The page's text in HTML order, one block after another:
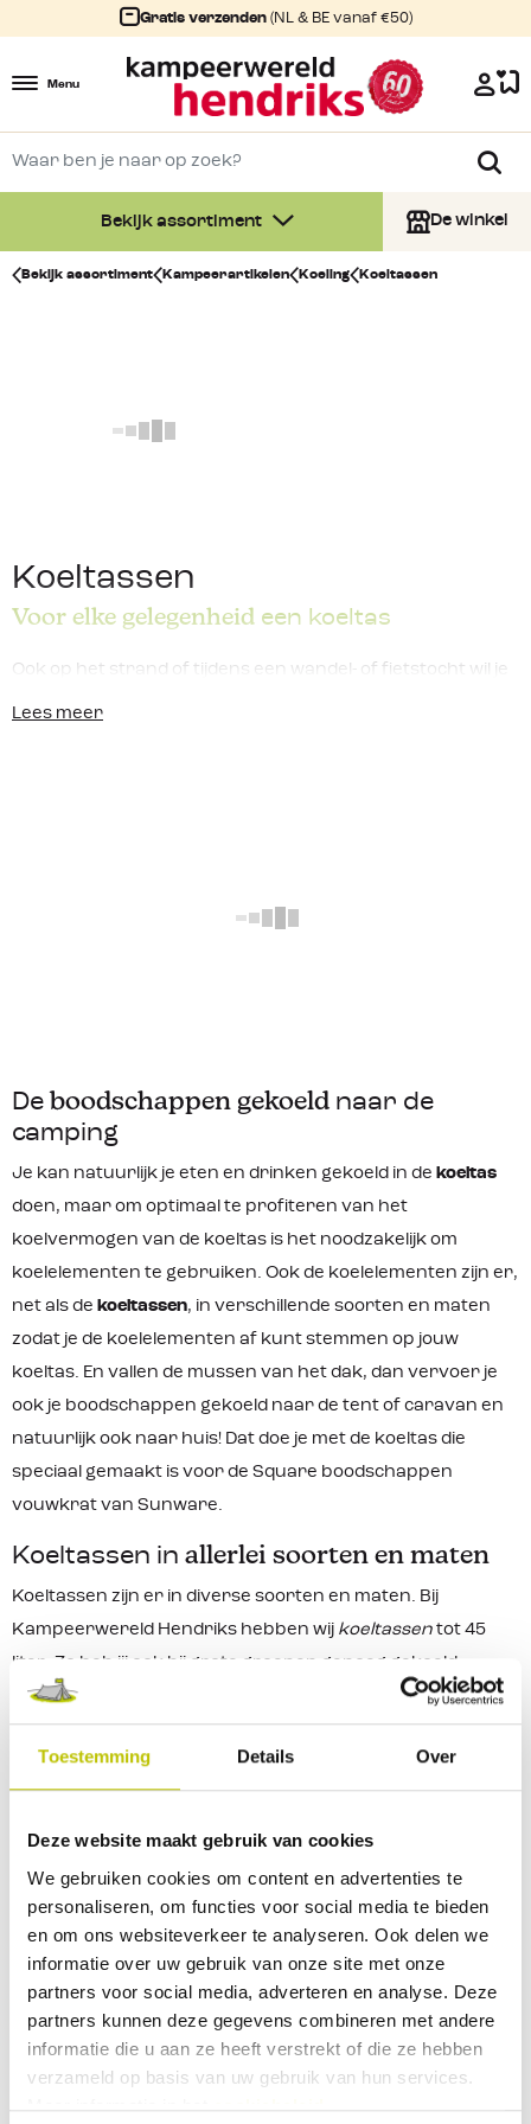
Toestemming Details Over
Deze website maakt gebruik van cookies
We gebruiken cookies om content en advertenties te
personaliseren, om functies voor social media te bieden
en om ons websiteverkeer te analyseren. Ook delen we
informatie over uw gebruik van onze site met onze
partners voor social media, adverteren en analyse. Deze
partners kunnen deze gegevens combineren met andere
informatie die u aan ze heeft verstrekt of die ze hebben
verzameld op basis van uw gebruik van hun services.
Meer informatie in hetcookiebeleid.
Gratis verzenden (NL & BE vanaf €50)
Menu
Bekijk assortiment De winkel
Bekijk assortiment Kampeerartikelen Koeling Koeltassen
Koeltassen
Voor elke gelegenheid een koeltas
Ook op het strand of tijdens een wandel- of fietstocht wil je
kleine inhoud, maar ook grote koeltassen waar je lekker
Lees meer
Helaas, er zijn geen resultaten gevonden voor je
Deboodschappen gekoeld naar de
camping
Je kan natuurlijk je eten en drinken gekoeld in de koeltas
doen, maar om optimaal te profiteren van het
koelvermogen van de koeltas is het noodzakelijk om
koelelementen te gebruiken. Ook de koelelementen zijn er,
net als de koeltassen, in verschillende soorten en maten
zodat je de koelelementen af kunt stemmen op jouw
koeltas. En vallen de mussen van het dak, dan vervoer je
ook je boodschappen gekoeld naar de tent of caravan en
natuurlijk ook naar huis! Dat doe je met de koeltas die
speciaal gemaakt is voor de Square boodschappen
vouwkrat van Sunware.
Koeltassen in allerlei soorten en maten
Koeltassen zijn er in diverse soorten en maten. Bij
Kampeerwereld Hendriks hebben wij koeltassen tot 45
liter. Zo heb jij ook bij grote groepen genoeg gekoeld
drinken. Maar ook hebben wij kleine koeltassen van
minimaal 5 liter. Ideaal om bijvoorbeeld op warme dagen je
lunch mee naar het werk te nemen. Ook hebben wij
koelrugtassenin ons assortiment handig voor een dagje
verloren gaat omdat deze elementen ruimte innemen.
Veelgestelde vragen